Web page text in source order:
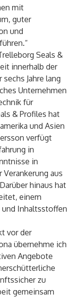
mit
guter
und
Seals &
innerhalb der
Jahre lang
Unternehmen
für
& Profiles hat
und Asien
verfügt
in
in
aus
hinaus hat
einem
und Inhaltsstoffen
vor der
übernehme ich
Angebote
zu
gemeinsam